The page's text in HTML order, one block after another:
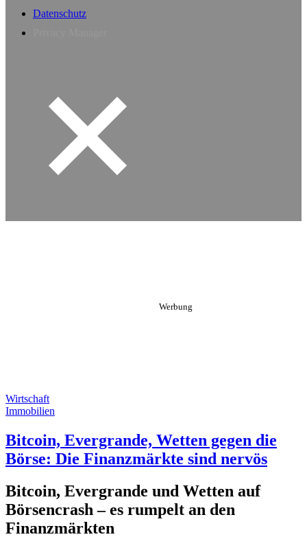
Datenschutz
Wirtschaft
Immobilien
Bitcoin, Evergrande, Wetten gegen die
Börse: Die Finanzmärkte sind nervös
Bitcoin, Evergrande und Wetten auf
Börsencrash – es rumpelt an den
Finanzmärkten